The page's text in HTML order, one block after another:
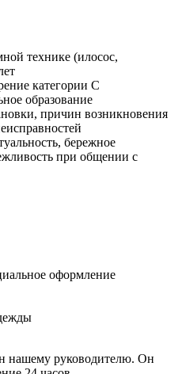
технике (илосос,
категории C
образование
причин возникновения
бережное
при общении с
оформление
нашему руководителю. Он